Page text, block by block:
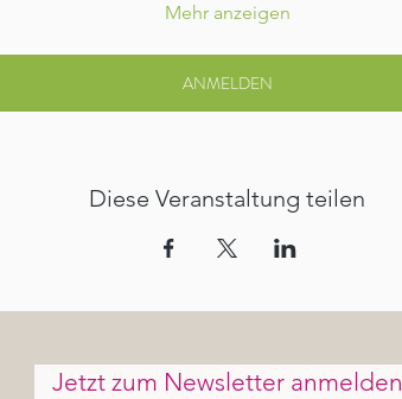
Mehr anzeigen
ANMELDEN
Diese Veranstaltung teilen
Jetzt zum Newsletter anmelden